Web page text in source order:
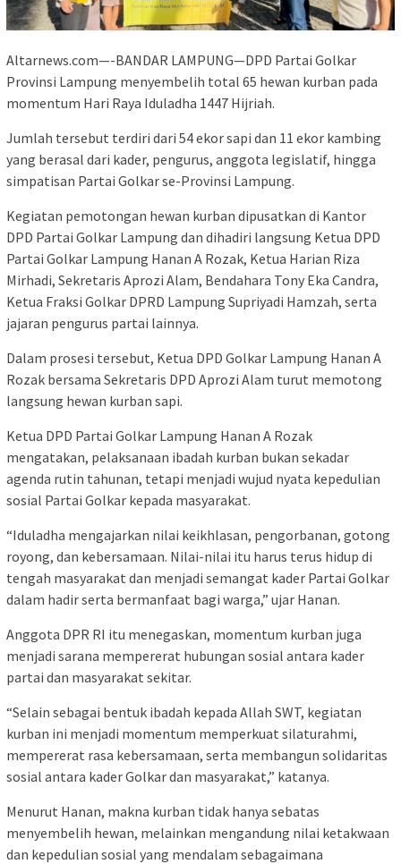
Altarnews.com—-BANDAR LAMPUNG—DPD Partai Golkar
Provinsi Lampung menyembelih total 65 hewan kurban pada
momentum Hari Raya Iduladha 1447 Hijriah.
Jumlah tersebut terdiri dari 54 ekor sapi dan 11 ekor kambing
yang berasal dari kader, pengurus, anggota legislatif, hingga
simpatisan Partai Golkar se-Provinsi Lampung.
Kegiatan pemotongan hewan kurban dipusatkan di Kantor
DPD Partai Golkar Lampung dan dihadiri langsung Ketua DPD
Partai Golkar Lampung Hanan A Rozak, Ketua Harian Riza
Mirhadi, Sekretaris Aprozi Alam, Bendahara Tony Eka Candra,
Ketua Fraksi Golkar DPRD Lampung Supriyadi Hamzah, serta
jajaran pengurus partai lainnya.
Dalam prosesi tersebut, Ketua DPD Golkar Lampung Hanan A
Rozak bersama Sekretaris DPD Aprozi Alam turut memotong
langsung hewan kurban sapi.
Ketua DPD Partai Golkar Lampung Hanan A Rozak
mengatakan, pelaksanaan ibadah kurban bukan sekadar
agenda rutin tahunan, tetapi menjadi wujud nyata kepedulian
sosial Partai Golkar kepada masyarakat.
“Iduladha mengajarkan nilai keikhlasan, pengorbanan, gotong
royong, dan kebersamaan. Nilai-nilai itu harus terus hidup di
tengah masyarakat dan menjadi semangat kader Partai Golkar
dalam hadir serta bermanfaat bagi warga,” ujar Hanan.
Anggota DPR RI itu menegaskan, momentum kurban juga
menjadi sarana mempererat hubungan sosial antara kader
partai dan masyarakat sekitar.
“Selain sebagai bentuk ibadah kepada Allah SWT, kegiatan
kurban ini menjadi momentum memperkuat silaturahmi,
mempererat rasa kebersamaan, serta membangun solidaritas
sosial antara kader Golkar dan masyarakat,” katanya.
Menurut Hanan, makna kurban tidak hanya sebatas
menyembelih hewan, melainkan mengandung nilai ketakwaan
dan kepedulian sosial yang mendalam sebagaimana